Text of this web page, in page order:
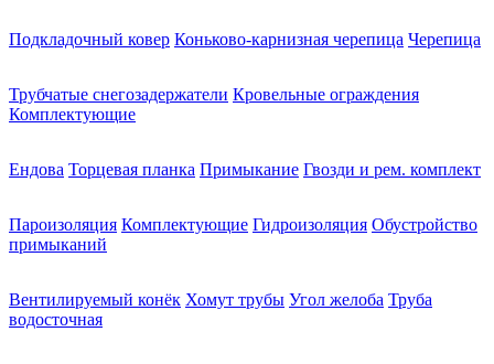
Подкладочный ковер Коньково-карнизная черепица Черепица
Трубчатые снегозадержатели Кровельные ограждения
Комплектующие
Ендова Торцевая планка Примыкание Гвозди и рем. комплект
Пароизоляция Комплектующие Гидроизоляция Обустройство
примыканий
Вентилируемый конёк Хомут трубы Угол желоба Труба
водосточная